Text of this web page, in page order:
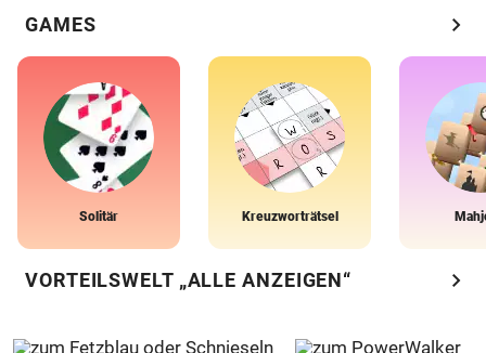
GAMES chevron_right
Solitär Kreuzworträtsel
VORTEILSWELT „ALLE ANZEIGEN“ chevron_right